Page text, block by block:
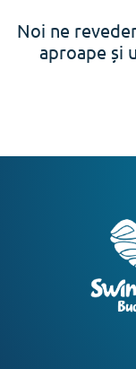
Noi ne
aproape și